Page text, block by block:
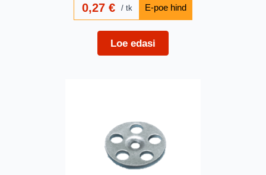
0,27€ tk
Loe edasi